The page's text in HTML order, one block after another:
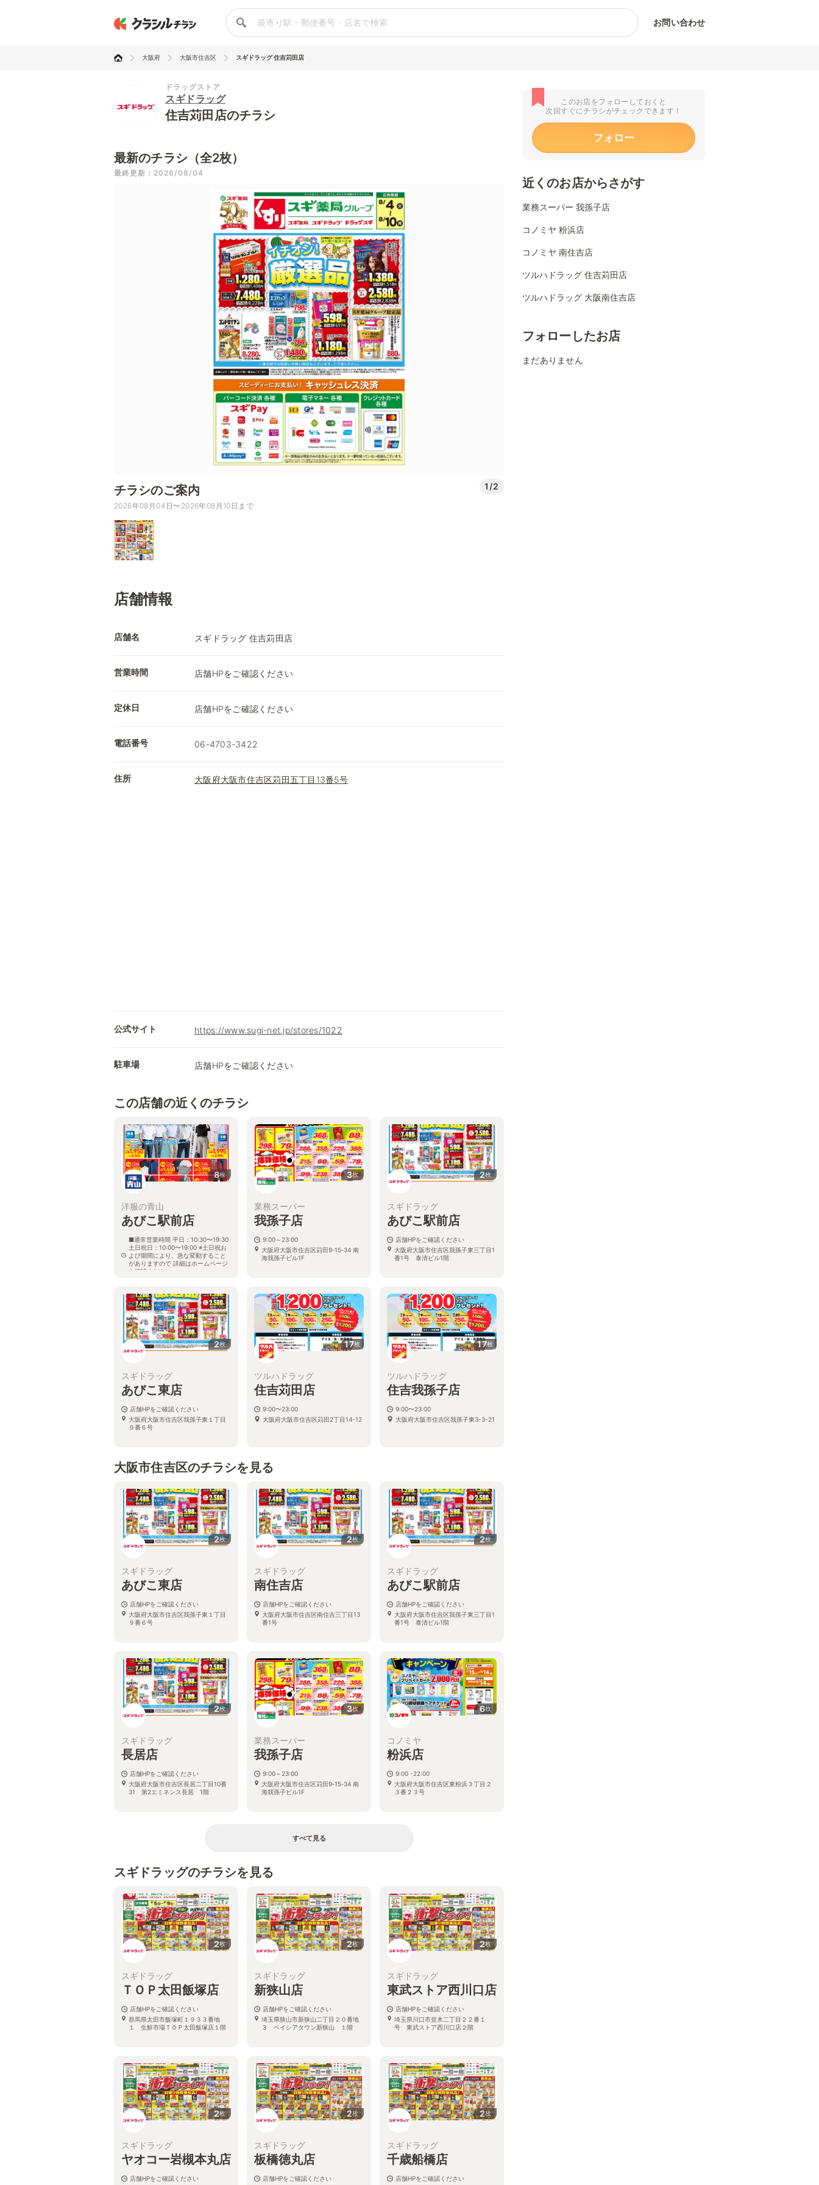
お問い合わせ
大阪府 大阪市住吉区 スギドラッグ 住吉苅田店
ドラッグストア
スギドラッグ
住吉苅田店のチラシ
最新のチラシ（全2枚）
最終更新：2026/08/04
チラシのご案内 1/2
2026年08月04日〜2026年08月10日まで
店舗情報
店舗名 スギドラッグ 住吉苅田店
営業時間 店舗HPをご確認ください
定休日 店舗HPをご確認ください
電話番号 06-4703-3422
住所 大阪府大阪市住吉区苅田五丁目13番5号
公式サイト https://www.sugi-net.jp/stores/1022
駐車場 店舗HPをご確認ください
この店舗の近くのチラシ
8枚
洋服の青山
あびこ駅前店
■通常営業時間 平日：10:30〜19:30
土日祝日：10:00〜19:00 ※土日祝お
よび期間により、急な変動すること
がありますので 詳細はホームページ
を確認ください
3枚
業務スーパー
我孫子店
9:00～23:00
大阪府大阪市住吉区苅田9‐15‐34 南
海我孫子ビル1F
2枚
スギドラッグ
あびこ駅前店
店舗HPをご確認ください
大阪府大阪市住吉区我孫子東三丁目1
番1号 泰清ビル1階
2枚
スギドラッグ
あびこ東店
店舗HPをご確認ください
大阪府大阪市住吉区我孫子東１丁目
９番６号
17枚
ツルハドラッグ
住吉苅田店
9:00〜23:00
大阪府大阪市住吉区苅田2丁目14-12
17枚
ツルハドラッグ
住吉我孫子店
9:00〜23:00
大阪府大阪市住吉区我孫子東3-3-21
大阪市住吉区のチラシを見る
2枚
スギドラッグ
あびこ東店
店舗HPをご確認ください
大阪府大阪市住吉区我孫子東１丁目
９番６号
2枚
スギドラッグ
南住吉店
店舗HPをご確認ください
大阪府大阪市住吉区南住吉三丁目13
番1号
2枚
スギドラッグ
あびこ駅前店
店舗HPをご確認ください
大阪府大阪市住吉区我孫子東三丁目1
番1号 泰清ビル1階
2枚
スギドラッグ
長居店
店舗HPをご確認ください
大阪府大阪市住吉区長居二丁目10番
31 第2エミネンス長居 1階
3枚
業務スーパー
我孫子店
9:00～23:00
大阪府大阪市住吉区苅田9‐15‐34 南
海我孫子ビル1F
6枚
コノミヤ
粉浜店
9:00 -22:00
大阪府大阪市住吉区東粉浜３丁目２
３番２３号
すべて見る
スギドラッグのチラシを見る
2枚
スギドラッグ
ＴＯＰ太田飯塚店
店舗HPをご確認ください
群馬県太田市飯塚町１９３３番地
１ 生鮮市場ＴＯＰ太田飯塚店１階
2枚
スギドラッグ
新狭山店
店舗HPをご確認ください
埼玉県狭山市新狭山二丁目２０番地
３ ベイシアタウン新狭山 １階
2枚
スギドラッグ
東武ストア西川口店
店舗HPをご確認ください
埼玉県川口市並木二丁目２２番１
号 東武ストア西川口店２階
2枚
スギドラッグ
ヤオコー岩槻本丸店
店舗HPをご確認ください
2枚
スギドラッグ
板橋徳丸店
店舗HPをご確認ください
2枚
スギドラッグ
千歳船橋店
店舗HPをご確認ください
このお店をフォローしておくと
次回すぐにチラシがチェックできます！
フォロー
近くのお店からさがす
業務スーパー 我孫子店
コノミヤ 粉浜店
コノミヤ 南住吉店
ツルハドラッグ 住吉苅田店
ツルハドラッグ 大阪南住吉店
フォローしたお店
まだありません